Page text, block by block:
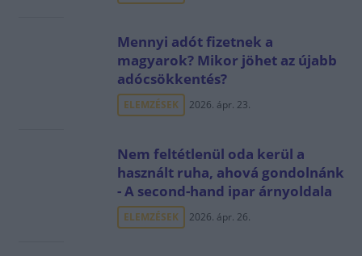
Mennyi adót fizetnek a
magyarok? Mikor jöhet az újabb
adócsökkentés?
ELEMZÉSEK 2026. ápr. 23.
Nem feltétlenül oda kerül a
használt ruha, ahová gondolnánk
- A second-hand ipar árnyoldala
ELEMZÉSEK 2026. ápr. 26.